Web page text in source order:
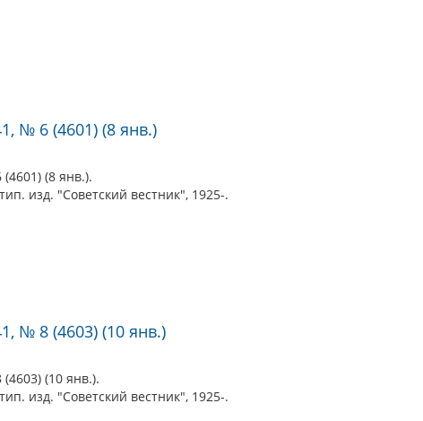
№ 6 (4601) (8 янв.)
(8 янв.).
изд. "Советский вестник", 1925-.
№ 8 (4603) (10 янв.)
(10 янв.).
изд. "Советский вестник", 1925-.